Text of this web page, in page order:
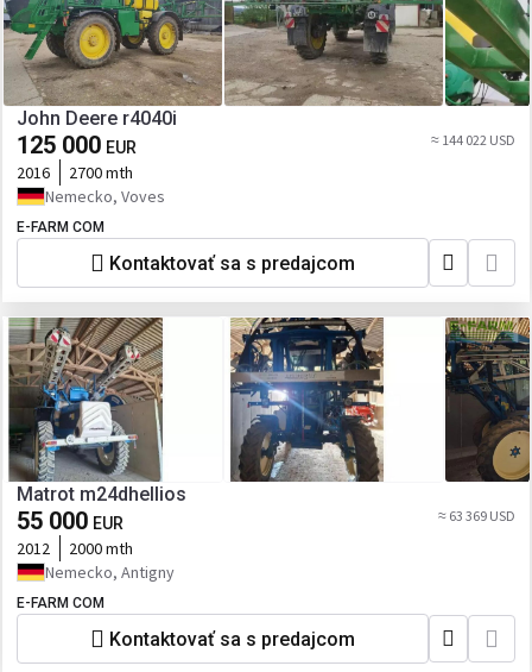
John Deere r4040i
125 000 EUR ≈ 144 022 USD
2016
2700 mth
Nemecko, Voves
E-FARM COM
Kontaktovať sa s predajcom
Matrot m24dhellios
55 000 EUR ≈ 63 369 USD
2012
2000 mth
Nemecko, Antigny
E-FARM COM
Kontaktovať sa s predajcom